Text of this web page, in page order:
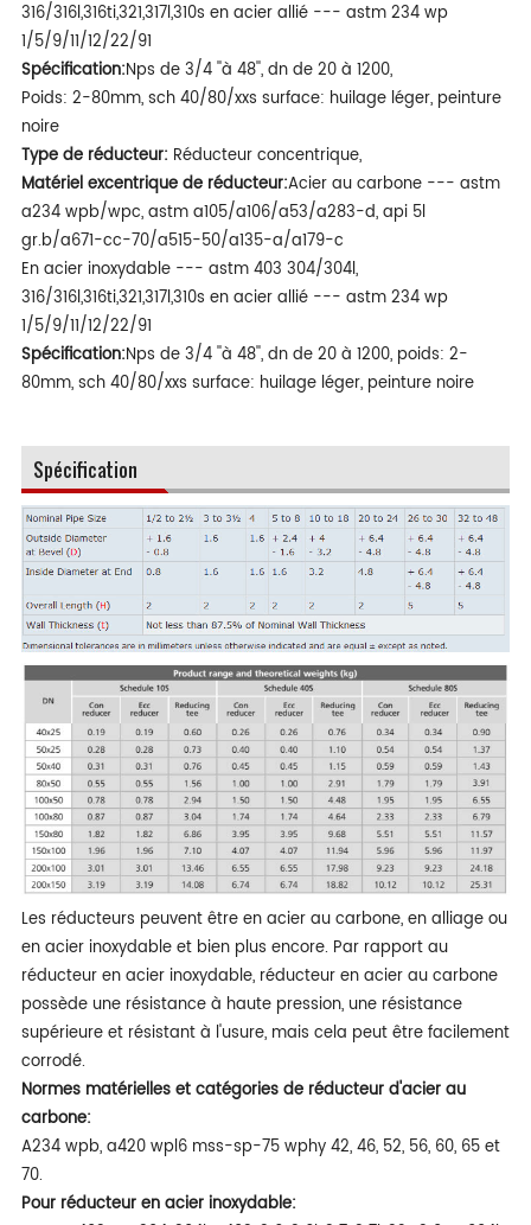
316/316l,316ti,321,317l,310s en acier allié --- astm 234 wp
1/5/9/11/12/22/91
Spécification:Nps de 3/4 ''à 48'', dn de 20 à 1200,
Poids: 2-80mm, sch 40/80/xxs surface: huilage léger, peinture
noire
Type de réducteur: Réducteur concentrique,
Matériel excentrique de réducteur:Acier au carbone --- astm
a234 wpb/wpc, astm a105/a106/a53/a283-d, api 5l
gr.b/a671-cc-70/a515-50/a135-a/a179-c
En acier inoxydable --- astm 403 304/304l,
316/316l,316ti,321,317l,310s en acier allié --- astm 234 wp
1/5/9/11/12/22/91
Spécification:Nps de 3/4 ''à 48'', dn de 20 à 1200, poids: 2-
80mm, sch 40/80/xxs surface: huilage léger, peinture noire
Spécification
Les réducteurs peuvent être en acier au carbone, en alliage ou
en acier inoxydable et bien plus encore. Par rapport au
réducteur en acier inoxydable, réducteur en acier au carbone
possède une résistance à haute pression, une résistance
supérieure et résistant à l'usure, mais cela peut être facilement
corrodé.
Normes matérielles et catégories de réducteur d'acier au
carbone:
A234 wpb, a420 wpl6 mss-sp-75 wphy 42, 46, 52, 56, 60, 65 et
70.
Pour réducteur en acier inoxydable: